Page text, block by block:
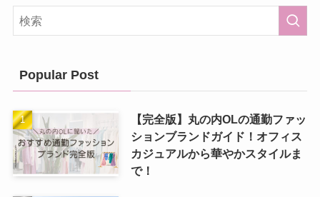
Popular Post
【完全版】丸の内OLの通勤ファッ
ションブランドガイド！オフィス
カジュアルから華やかスタイルま
で！